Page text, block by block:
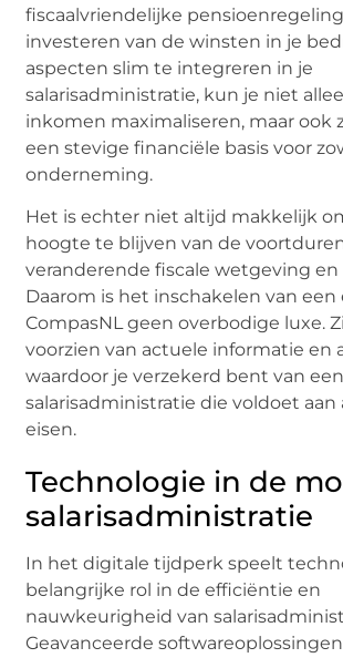
fiscaalvriendelijke
investeren van de winsten in je
aspecten slim te integreren in je
salarisadministratie, kun je niet
inkomen maximaliseren, maar ook
een stevige financiële basis voor
onderneming.
Het is echter niet altijd makkelijk
hoogte te blijven van de
veranderende fiscale wetgeving
Daarom is het inschakelen van een
CompasNL geen overbodige luxe.
voorzien van actuele informatie en
waardoor je verzekerd bent van
salarisadministratie die voldoet
eisen.
Technologie in de
salarisadministratie
In het digitale tijdperk speelt
belangrijke rol in de efficiëntie en
nauwkeurigheid van
Geavanceerde